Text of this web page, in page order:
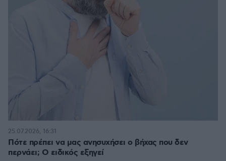
Πότε πρέπει να μας ανησυχήσει ο βήχας που δεν
περνάει; Ο ειδικός εξηγεί
25.07.2026, 16:31